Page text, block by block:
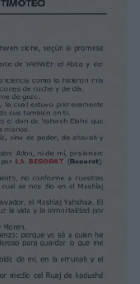
y del
rindo culto
mis
acuerdo
día.
y deseo
no fingida
y estoy
que
Elohé que
por la